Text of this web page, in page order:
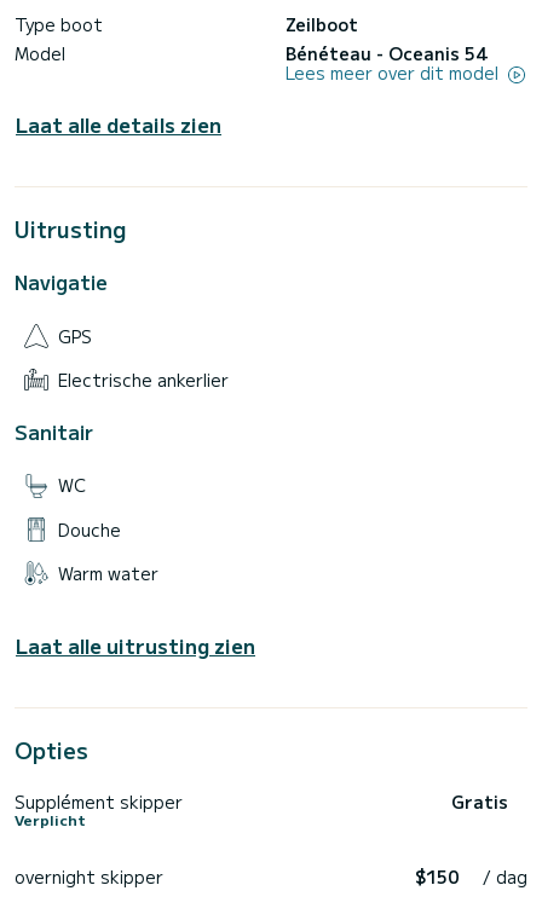
Type boot
Zeilboot
Model
Bénéteau - Oceanis 54
Lees meer over dit model
Laat alle details zien
Uitrusting
Navigatie
GPS
Electrische ankerlier
Sanitair
WC
Douche
Warm water
Laat alle uitrusting zien
Opties
Supplément skipper
Verplicht
Gratis
overnight skipper $150 / dag